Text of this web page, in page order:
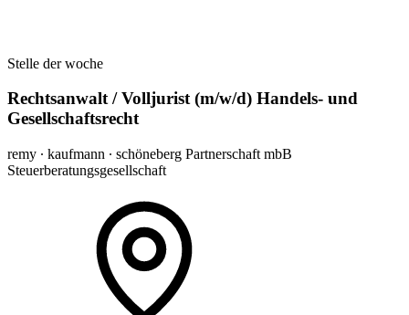
Stelle der woche
Rechtsanwalt / Volljurist (m/w/d) Handels- und
Gesellschaftsrecht
remy ∙ kaufmann ∙ schöneberg Partnerschaft mbB
Steuerberatungsgesellschaft